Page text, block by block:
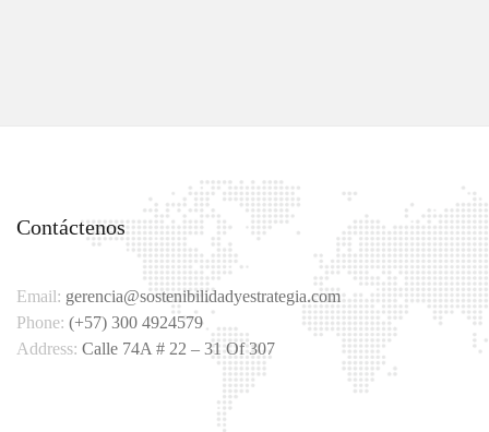
Contáctenos
Email: gerencia@sostenibilidadyestrategia.com
Phone: (+57) 300 4924579
Address: Calle 74A # 22 – 31 Of 307